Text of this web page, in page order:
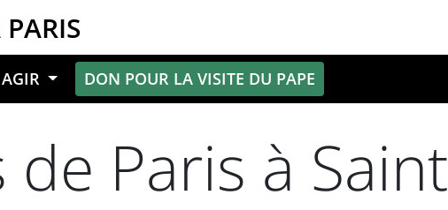
AGIR DON POUR LA VISITE DU PAPE
Paris à Saint